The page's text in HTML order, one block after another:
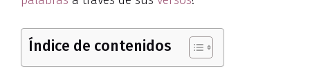
Índice de contenidos